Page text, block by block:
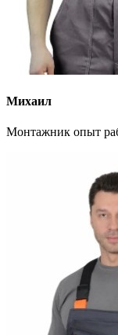
Михаил
Монтажник опыт